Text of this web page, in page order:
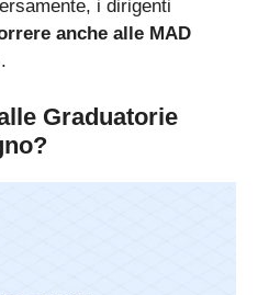
i dirigenti
anche alle MAD
Graduatorie